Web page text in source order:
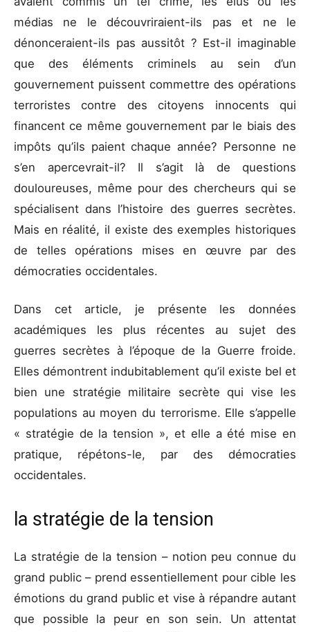
médias ne le découvriraient-ils pas et ne le
dénonceraient-ils pas aussitôt ? Est-il imaginable
que des éléments criminels au sein d’un
gouvernement puissent commettre des opérations
terroristes contre des citoyens innocents qui
financent ce même gouvernement par le biais des
impôts qu’ils paient chaque année? Personne ne
s’en apercevrait-il? Il s’agit là de questions
douloureuses, même pour des chercheurs qui se
spécialisent dans l’histoire des guerres secrètes.
Mais en réalité, il existe des exemples historiques
de telles opérations mises en œuvre par des
démocraties occidentales.
Dans cet article, je présente les données
académiques les plus récentes au sujet des
guerres secrètes à l’époque de la Guerre froide.
Elles démontrent indubitablement qu’il existe bel et
bien une stratégie militaire secrète qui vise les
populations au moyen du terrorisme. Elle s’appelle
« stratégie de la tension », et elle a été mise en
pratique, répétons-le, par des démocraties
occidentales.
la stratégie de la tension
La stratégie de la tension – notion peu connue du
grand public – prend essentiellement pour cible les
émotions du grand public et vise à répandre autant
que possible la peur en son sein. Un attentat